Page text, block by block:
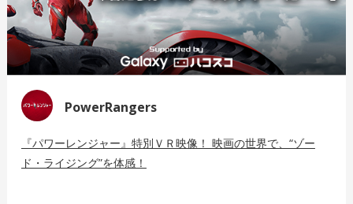
PowerRangers
『パワーレンジャー』特別ＶＲ映像！ 映画の世界で、“ゾー
ド・ライジング”を体感！